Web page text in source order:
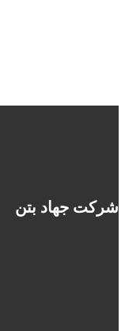
شرکت جهاد بتن